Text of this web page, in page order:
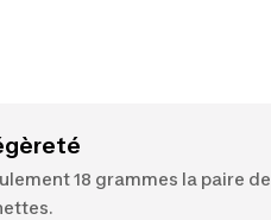
18 grammes la paire de